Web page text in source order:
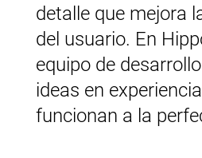
detalle que mejora
del usuario. En
equipo de
ideas en
funcionan a la